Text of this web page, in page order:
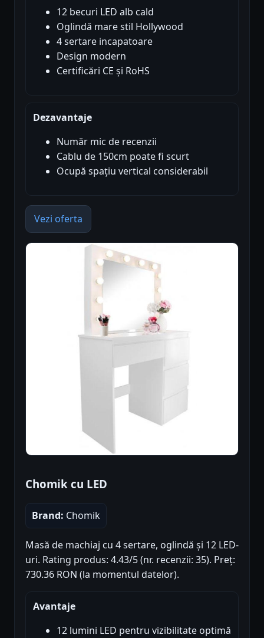
12 becuri LED alb cald
Oglindă mare stil Hollywood
4 sertare incapatoare
Design modern
Certificări CE și RoHS
Dezavantaje
Număr mic de recenzii
Cablu de 150cm poate fi scurt
Ocupă spațiu vertical considerabil
Vezi oferta
Chomik cu LED
Brand: Chomik
Masă de machiaj cu 4 sertare, oglindă și 12 LED-
uri. Rating produs: 4.43/5 (nr. recenzii: 35). Preț:
730.36 RON (la momentul datelor).
Avantaje
12 lumini LED pentru vizibilitate optimă